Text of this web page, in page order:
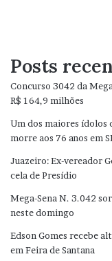
Posts
Concurso 3042 da
R$ 164,9 milhões
Um dos maiores ídolos
morre aos 76 anos em
Juazeiro: Ex-vereador
cela de Presídio
Mega-Sena N. 3.042
neste domingo
Edson Gomes recebe
em Feira de Santana